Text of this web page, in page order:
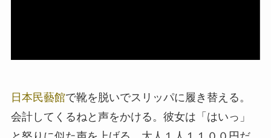
日本民藝館で靴を脱いでスリッパに履き替える。
会計してくるねと声をかける。彼女は「はいっ」